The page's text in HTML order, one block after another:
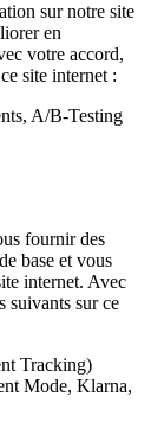
sur notre site
en
votre accord,
site internet :
A/B-Testing
fournir des
base et vous
internet. Avec
suivants sur ce
Tracking)
Mode, Klarna,